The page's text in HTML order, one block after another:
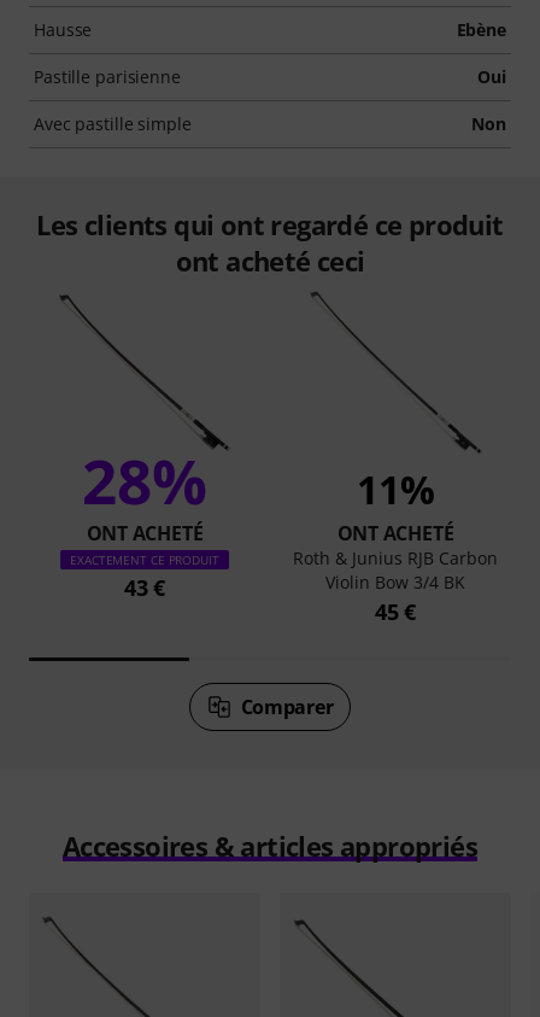
Hausse Ebène
Pastille parisienne Oui
Avec pastille simple Non
Les clients qui ont regardé ce produit
ont acheté ceci
28%
ONT ACHETÉ
EXACTEMENT CE PRODUIT
43 €
11%
ONT ACHETÉ
Roth & Junius RJB Carbon
Violin Bow 3/4 BK
45 €
Comparer
Accessoires & articles appropriés